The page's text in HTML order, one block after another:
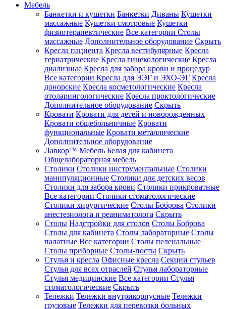
Мебель
Банкетки и кушетки Банкетки Диваны Кушетки
массажные Кушетки смотровые Кушетки
физиотерапевтические Все категории Столы
массажные Дополнительное оборудование Скрыть
Кресла пациента Кресла вестибулярные Кресла
гериатрические Кресла гинекологические Кресла
диализные Кресла для забора крови и процедур
Все категории Кресла для ЭЭГ и ЭХО-ЭГ Кресла
донорские Кресла косметологические Кресла
отоларингологические Кресла проктологические
Дополнительное оборудование Скрыть
Кровати Кровати для детей и новорожденных
Кровати общебольничные Кровати
функциональные Кровати металлические
Дополнительное оборудование
Лавкор™ Мебель Белая для кабинета
Общелабораторная мебель
Столики Столики инструментальные Столики
манипуляционные Столики для детских весов
Столики для забора крови Столики прикроватные
Все категории Столики стоматологические
Столики хирургические Столы Боброва Столики
анестезиолога и реаниматолога Скрыть
Столы Надстройки для столов Столы Боброва
Столы для кабинета Столы лабораторные Столы
палатные Все категории Столы пеленальные
Столы приборные Столы-посты Скрыть
Стулья и кресла Офисные кресла Секции стульев
Стулья для всех отраслей Стулья лабораторные
Стулья медицинские Все категории Стулья
стоматологические Скрыть
Тележки Тележки внутрикорпусные Тележки
грузовые Тележки для перевозки больных